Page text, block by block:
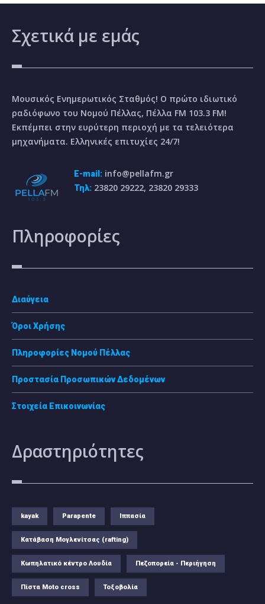
Σχετικά με εμάς
Μουσικός Ενημερωτικός Σταθμός! Ο πρώτο ιδιωτικό
ραδιόφωνο του Νομού Πέλλας, Πέλλα FM 103.3 FM!
Εκπέμπει στην ευρύτερη περιοχή με τα τελειότερα
μηχανήματα. Ελληνικές επιτυχίες 24/7!
E-mail: info@pellafm.gr
Τηλ: 23820 29222, 23820 29333
Πληροφορίες
Διαύγεια
Όροι Χρήσης
Πληροφορίες Νομού Πέλλας
Προστασία Προσωπικών Δεδομένων
Στοιχεία Επικοινωνίας
Δραστηριότητες
kayak Parapente Ιππασία
Κατάβαση Μογλενίτσας (rafting)
Κωπηλατικό κέντρο Λουδία Πεζοπορεία - Περιήγηση
Πίστα Moto cross Τοξοβολία